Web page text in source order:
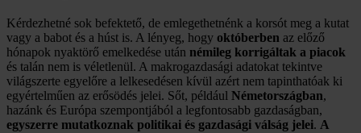
Kérdezhetné sok befektető, de emlegethetnénk a korsót meg a kutat
vagy a babot és a húst is. A lényeg, hogy októberben az előző
hónapok nyaktörő emelkedése után némileg korrigáltak a piacok
és talán nem is véletlenül. A makrogazdasági adatokat tekintve
világszerte egyelőre a lelkesedésen kívül azért nem tapinthatóak ki
egyértelműen az erősödés jelei. Sőt, például Németországban,
hazánk és Európa szempontjából a legfontosabb gazdaságban,
egyszerre mutatkoznak politikai és gazdasági válság jelei. A